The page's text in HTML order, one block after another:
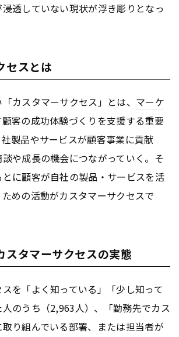
透していない現状が浮き彫りとなっ
セスとは
カスタマーサクセス」とは、 マーケ
客の成功体験づくりを支援する重要
製品やサービスが顧客事業に貢献
や成長の機会につながっていく。そ
に顧客が自社の製品・サービスを活
めの活動がカスタマーサクセスで
スタマーサクセスの実態
を「よく知っている」「少し知って
のうち（2,963人）、「勤務先でカス
り組んでいる部署、または担当者が